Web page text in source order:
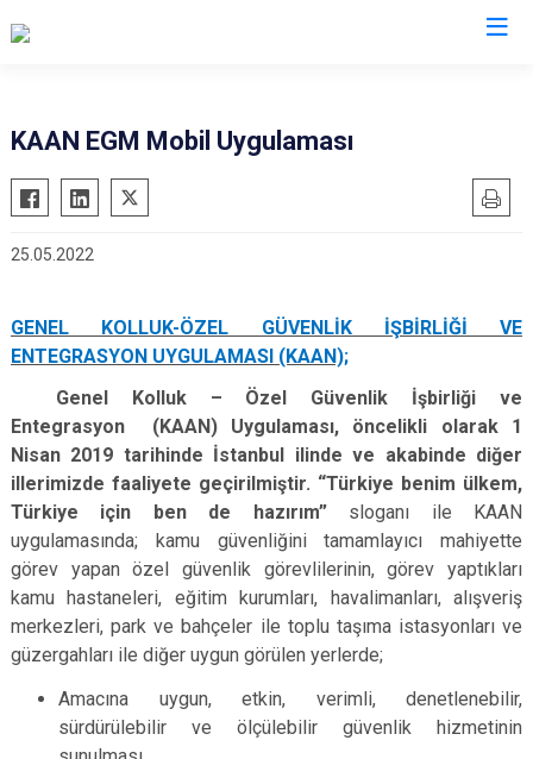
KAAN EGM Mobil Uygulaması
25.05.2022
GENEL KOLLUK-ÖZEL GÜVENLİK İŞBİRLİĞİ VE
ENTEGRASYON UYGULAMASI (KAAN);
Genel Kolluk – Özel Güvenlik İşbirliği ve
Entegrasyon (KAAN) Uygulaması, öncelikli olarak 1
Nisan 2019 tarihinde İstanbul ilinde ve akabinde diğer
illerimizde faaliyete geçirilmiştir. “Türkiye benim ülkem,
Türkiye için ben de hazırım” sloganı ile KAAN
uygulamasında;
kamu güvenliğini tamamlayıcı mahiyette
görev yapan özel güvenlik görevlilerinin, görev yaptıkları
kamu hastaneleri, eğitim kurumları, havalimanları, alışveriş
merkezleri, park ve bahçeler ile toplu taşıma istasyonları ve
güzergahları ile diğer uygun görülen yerlerde;
Amacına uygun, etkin, verimli, denetlenebilir,
sürdürülebilir ve ölçülebilir güvenlik hizmetinin